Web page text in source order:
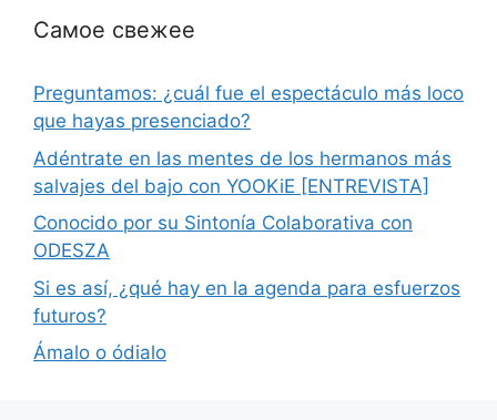
Самое свежее
Preguntamos: ¿cuál fue el espectáculo más loco
que hayas presenciado?
Adéntrate en las mentes de los hermanos más
salvajes del bajo con YOOKiE [ENTREVISTA]
Conocido por su Sintonía Colaborativa con
ODESZA
Si es así, ¿qué hay en la agenda para esfuerzos
futuros?
Ámalo o ódialo